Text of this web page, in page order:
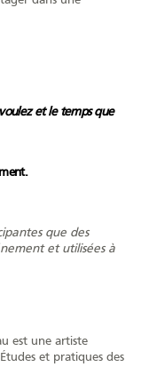
Carrière
Projets
Partenaires
financiers
et le temps que
que des
et utilisées à
est une artiste
et pratiques des